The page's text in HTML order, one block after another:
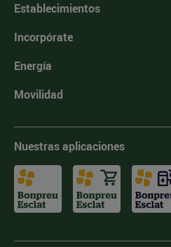
Establecimientos
Incorpórate
Energía
Movilidad
Nuestras aplicaciones